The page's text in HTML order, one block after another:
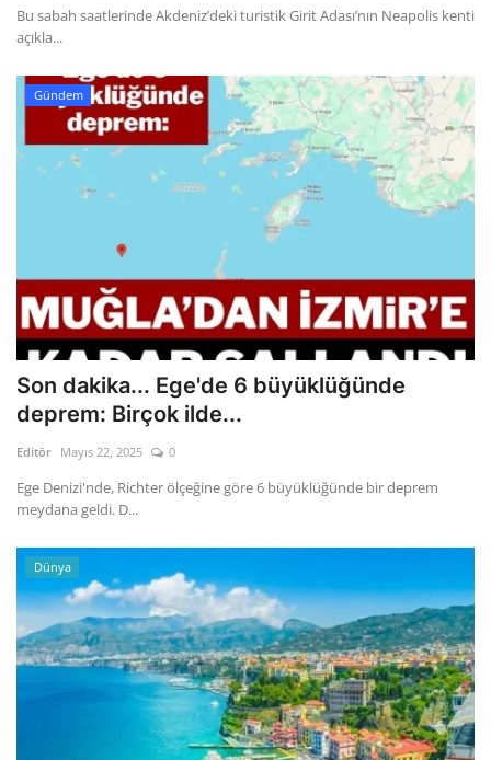
Bu sabah saatlerinde Akdeniz’deki turistik Girit Adası’nın Neapolis kenti
açıkla...
Gündem
Son dakika... Ege'de 6 büyüklüğünde
deprem: Birçok ilde...
Editör Mayıs 22, 2025 0
Ege Denizi'nde, Richter ölçeğine göre 6 büyüklüğünde bir deprem
meydana geldi. D...
Dünya